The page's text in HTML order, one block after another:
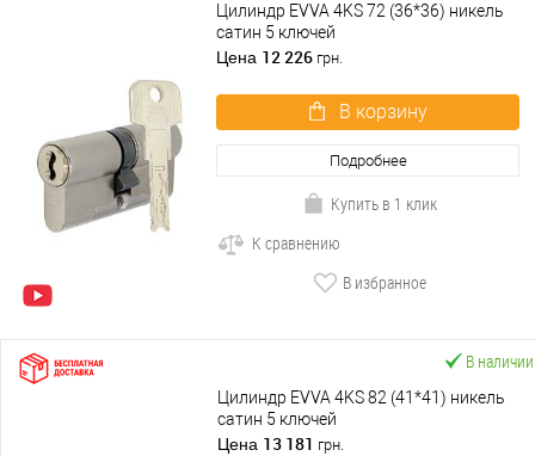
Цилиндр EVVA 4KS 72 (36*36) никель
сатин 5 ключей
Цена 12 226 грн.
В корзину
Подробнее
Купить в 1 клик
К сравнению
В избранное
В наличии
Цилиндр EVVA 4KS 82 (41*41) никель
сатин 5 ключей
Цена 13 181 грн.